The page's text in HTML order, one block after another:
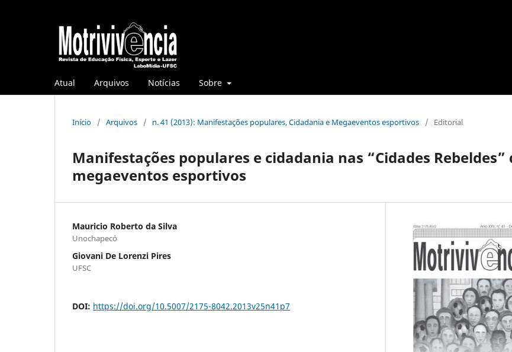
Atual Arquivos Notícias Sobre
Início / Arquivos / n. 41 (2013): Manifestações populares, Cidadania e Megaeventos esportivos / Editorial
Manifestações populares e cidadania nas “Cidades Rebeldes”
megaeventos esportivos
Mauricio Roberto da Silva
Unochapecó
Giovani De Lorenzi Pires
UFSC
DOI: https://doi.org/10.5007/2175-8042.2013v25n41p7